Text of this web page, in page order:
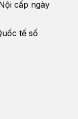
Matxcova đầu
cấp ngày
tế số